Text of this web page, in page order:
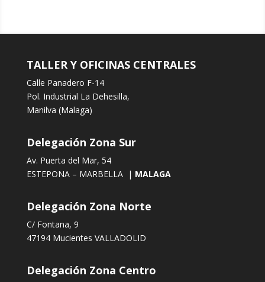
TALLER Y OFICINAS CENTRALES
Calle Panadero F-14
Pol. Industrial La Dehesilla,
Manilva (Malaga)
Delegación Zona Sur
Av. Puerta del Mar, 54
ESTEPONA – MARBELLA | MALAGA
Delegación Zona Norte
C/ Fontana, 9
47194 Mucientes VALLADOLID
Delegación Zona Centro